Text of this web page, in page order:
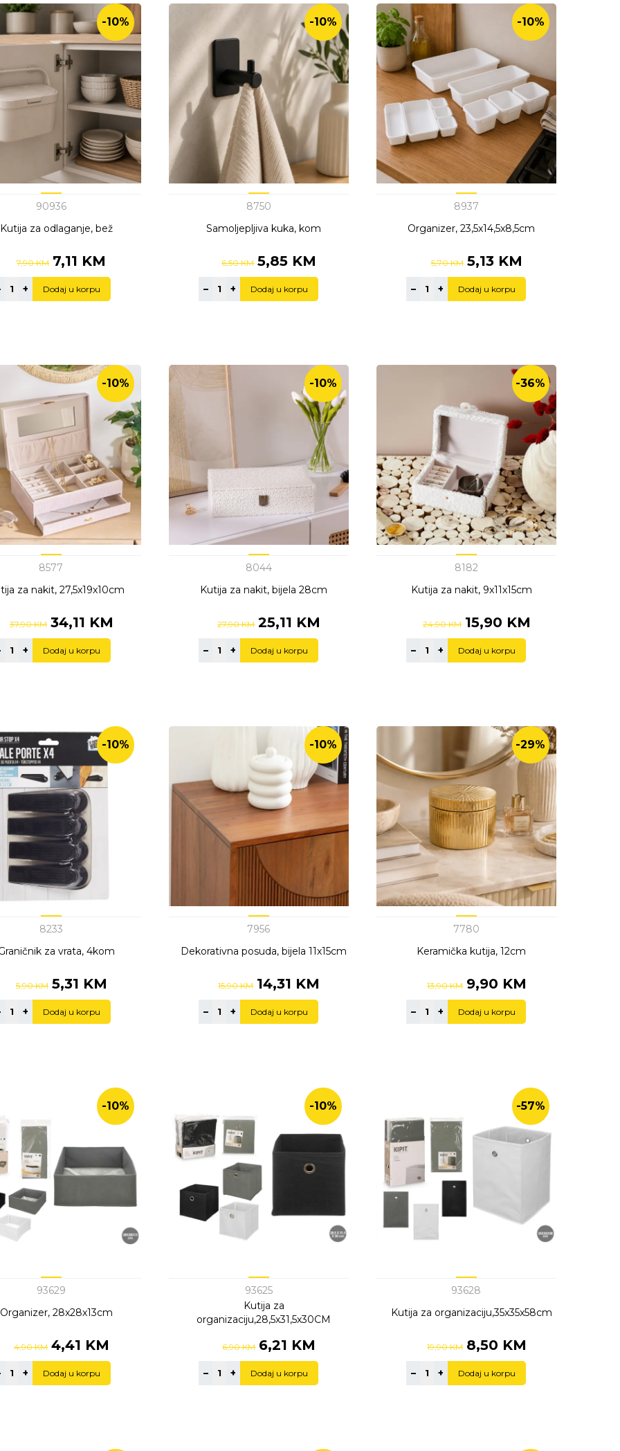
-10%
90936
Kutija za odlaganje, bež
7,90 KM 7,11 KM
+ Dodaj u korpu
-10%
8750
Samoljepljiva kuka, kom
6,50 KM 5,85 KM
– + Dodaj u korpu
-10%
8937
Organizer, 23,5x14,5x8,5cm
5,70 KM 5,13 KM
– + Dodaj u korpu
-10%
8577
za nakit, 27,5x19x10cm
37,90 KM 34,11 KM
+ Dodaj u korpu
-10%
8044
Kutija za nakit, bijela 28cm
27,90 KM 25,11 KM
– + Dodaj u korpu
-36%
8182
Kutija za nakit, 9x11x15cm
24,90 KM 15,90 KM
– + Dodaj u korpu
-10%
8233
za vrata, 4kom
5,90 KM 5,31 KM
+ Dodaj u korpu
-10%
7956
Dekorativna posuda, bijela 11x15cm
15,90 KM 14,31 KM
– + Dodaj u korpu
-29%
7780
Keramička kutija, 12cm
13,90 KM 9,90 KM
– + Dodaj u korpu
-10%
93629
Organizer, 28x28x13cm
4,90 KM 4,41 KM
+ Dodaj u korpu
-10%
93625
Kutija za
organizaciju,28,5x31,5x30CM
6,90 KM 6,21 KM
– + Dodaj u korpu
-57%
93628
Kutija za organizaciju,35x35x58cm
19,90 KM 8,50 KM
– + Dodaj u korpu